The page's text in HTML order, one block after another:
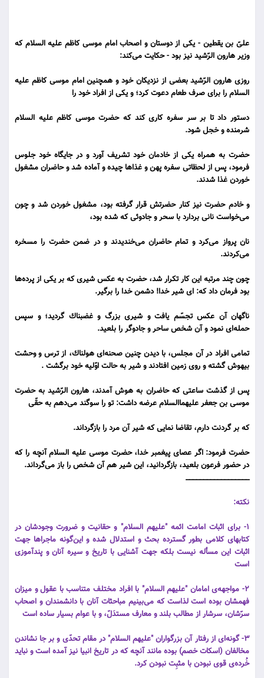
علىّ بن یقطین - یكى از دوستان و اصحاب امام موسى كاظم علیه السلام كه
وزیر هارون الرّشید نیز بود - حكایت می‌کند:
روزى هارون الرّشید بعضى از نزدیكان خود و همچنین امام موسى كاظم علیه
السلام را براى صرف طعام دعوت كرد؛ و یكى از افراد خود را
دستور داد تا بر سر سفره كارى كند كه حضرت موسى كاظم علیه السلام
شرمنده و خجل شود.
حضرت به همراه یكى از خادمان خود تشریف آورد و در جایگاه خود جلوس
فرمود، پس از لحظاتى سفره پهن و غذاها چیده و آماده شد و حاضران مشغول
خوردن غذا شدند.
و خادم حضرت نیز كنار حضرتش قرار گرفته بود، مشغول خوردن شد و چون
مى‌خواست نانى بردارد با سحر و جادوئى كه شده بود،
نان پرواز مى‌كرد و تمام حاضران مى‌خندیدند و در ضمن حضرت را مسخره
مى‌كردند.
چون چند مرتبه این كار تكرار شد، حضرت به عكس شیرى كه بر یكى از پرده‌ها
بود فرمان داد كه: اى شیر خدا! دشمن خدا را برگیر.
ناگهان آن عكس تجسّم یافت و شیرى بزرگ و غضبناك گردید؛ و سپس
حمله‌اى نمود و آن شخص ساحر و جادوگر را بلعید.
تمامى افراد در آن مجلس، با دیدن چنین صحنه‌اى هولناك، از ترس و وحشت
بیهوش گشته و روى زمین افتادند و شیر به حالت اوّلیه خود برگشت .
پس از گذشت ساعتى كه حاضران به هوش آمدند، هارون الرّشید به حضرت
موسى بن جعفر علیهماالسلام عرضه داشت: تو را سوگند مى‌دهم به حقّى
كه بر گردنت دارم، تقاضا نمایى كه شیر آن مرد را بازگرداند.
حضرت فرمود: اگر عصاى پیغمبر خدا، حضرت موسى علیه السلام آنچه را كه
در حضور فرعون بلعید، بازگردانید، این شیر هم آن شخص را باز مى‌گرداند.
__________________
نكته:
1- برای اثبات امامت ائمه "علیهم السلام" و حقانیت و ضرورت وجودشان در
كتابهای كلامی بطور گسترده بحث و استدلال شده و این‌گونه ماجراها جهت
اثبات این مسأله نیست بلكه جهت آشنایی با تاریخ و سیره آنان و پند‌‌آموزی
است
2- مواجهه‌ی امامان "علیهم السلام" با افراد مختلف متناسب با عقول و میزان
فهمشان بوده است لذاست كه می‌بینیم مباحثات آنان با دانشمندان و اصحاب
سرّشان، سرشار از مطالب بلند و معارف مستدَلّ، و با عوام بسیار ساده است
3- گونه‌ای از رفتار آن بزرگواران "علیهم السلام" در مقام تحدّی و بر جا نشاندن
مخالفان (اسكات خصم) بوده مانند آنچه كه در تاریخ انبیا نیز آمده است و نباید
خُرده‌ی قوی نبودن با مثبِت نبودن كرد.